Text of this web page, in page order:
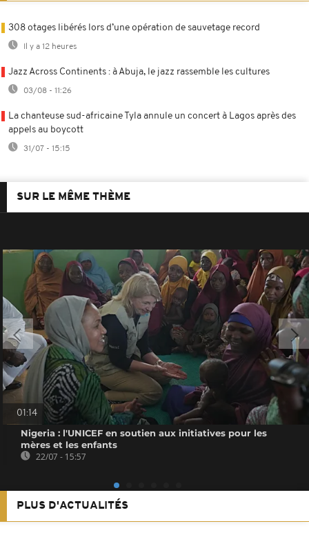
308 otages libérés lors d’une opération de sauvetage record
Il y a 12 heures
Jazz Across Continents : à Abuja, le jazz rassemble les cultures
03/08 - 11:26
La chanteuse sud-africaine Tyla annule un concert à Lagos après des
appels au boycott
31/07 - 15:15
SUR LE MÊME THÈME
01:14
Nigeria : l'UNICEF en soutien aux initiatives pour les
mères et les enfants
22/07 - 15:57
PLUS D'ACTUALITÉS